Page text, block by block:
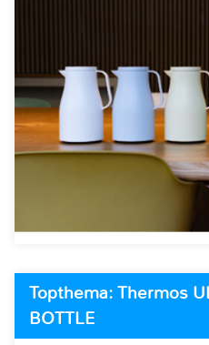
Topthema: Thermos
BOTTLE